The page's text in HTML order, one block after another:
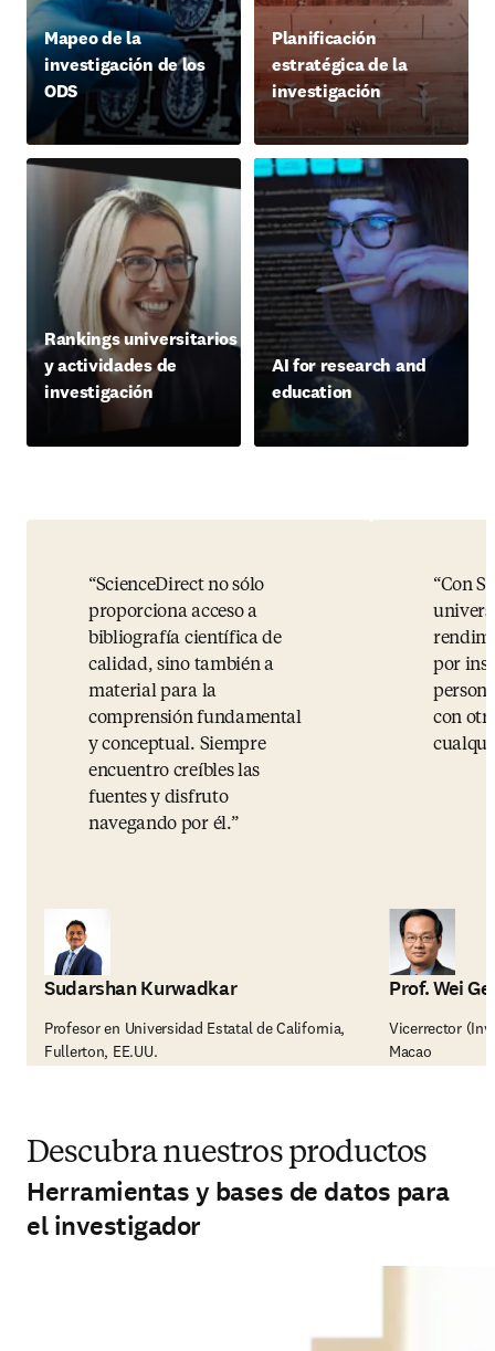
Mapeo de la
investigación de los
ODS
Planificación
estratégica de la
investigación
Rankings universitarios
y actividades de
investigación
AI for research and
education
ScienceDirect no sólo
proporciona acceso a
bibliografía científica de
calidad, sino también a
material para la
comprensión fundamental
y conceptual. Siempre
encuentro creíbles las
fuentes y disfruto
navegando por él.
Sudarshan Kurwadkar
Profesor en Universidad Estatal de California,
Fullerton, EE.UU.
Con
por
con
Prof. Wei Ge
Vicerrector
Macao
Descubra nuestros productos
Herramientas y bases de datos para
el investigador